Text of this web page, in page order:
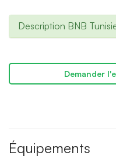
Description BNB
Demander
Équipements